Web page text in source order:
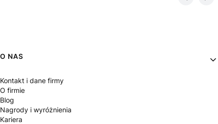
Linki w stopce
O NAS
Kontakt i dane firmy
O firmie
Blog
Nagrody i wyróżnienia
Kariera